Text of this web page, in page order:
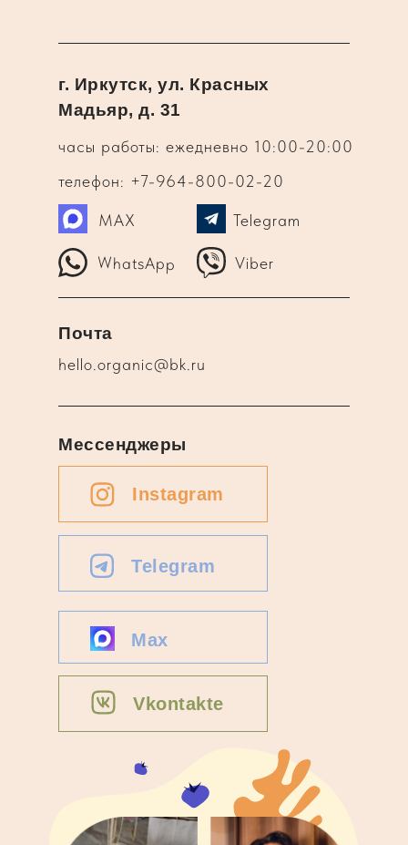
часы работы: ежедневно 10:00-20:00
г. Иркутск, ул. Красных
Мадьяр, д. 31
телефон: +7-964-800-02-20
WhatsApp Viber
Telegram
MAX
hello.organic@bk.ru
Почта
Instagram
Telegram
Max
Vkontakte
Мессенджеры